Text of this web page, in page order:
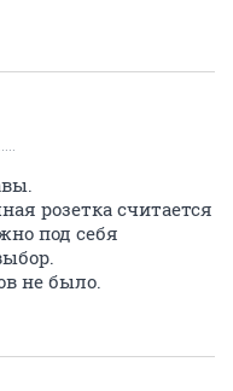
розетка считается
под себя
не было.